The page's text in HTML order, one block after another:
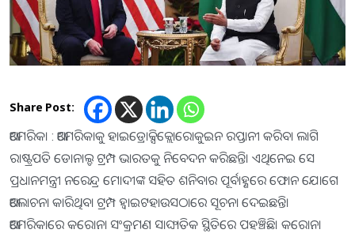
Share Post:
ଆମେରିକା : ଆମେରିକାକୁ ହାଇଡ୍ରୋକ୍ସିକ୍ଲୋରୋକୁଇନ ରପ୍ତାନୀ କରିବା ଲାଗି
ରାଷ୍ଟ୍ରପତି ଡୋନାଲ୍ଡ ଟ୍ରମ୍ପ ଭାରତକୁ ନିବେଦନ କରିଛନ୍ତି। ଏଥିନେଇ ସେ
ପ୍ରଧାନମନ୍ତ୍ରୀ ନରେନ୍ଦ୍ର ମୋଦୀଙ୍କ ସହିତ ଶନିବାର ପୂର୍ବାହ୍ଣରେ ଫୋନ ଯୋଗେ
ଆଲୋଚନା କାରିଥିବା ଟ୍ରମ୍ପ ହ୍ବାଇଟହାଉସଠାରେ ସୂଚନା ଦେଇଛନ୍ତି।
ଆମେରିକାରେ କରୋନା ସଂକ୍ରମଣ ସାଙ୍ଘାତିକ ସ୍ଥିତିରେ ପହଞ୍ଚିଛି। କରୋନା